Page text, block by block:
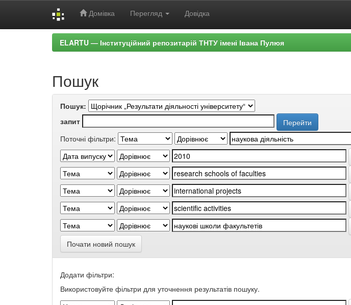
Домівка Перегляд Довідка
ELARTU — Інституційний репозитарій ТНТУ імені Івана Пулюя
Пошук
Пошук:
запит
Поточні фільтри:
Почати новий пошук
Додати фільтри:
Використовуйте фільтри для уточнення результатів пошуку.